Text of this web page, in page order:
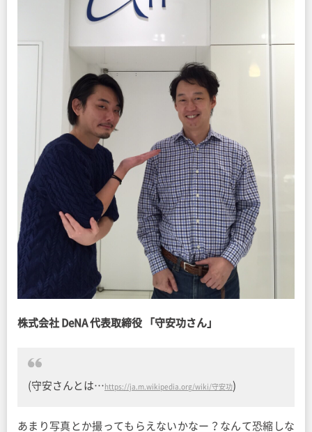
株式会社 DeNA 代表取締役 「守安功さん」
(守安さんとは… https://ja.m.wikipedia.org/wiki/守安功)
あまり写真とか撮ってもらえないかなー？なんて恐縮しな